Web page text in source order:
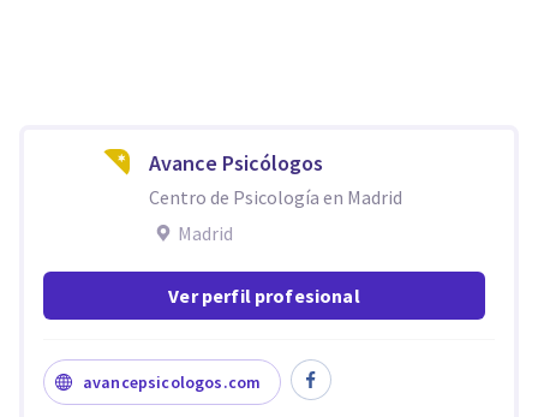
Avance Psicólogos
Centro de Psicología en Madrid
Madrid
Ver perfil profesional
avancepsicologos.com